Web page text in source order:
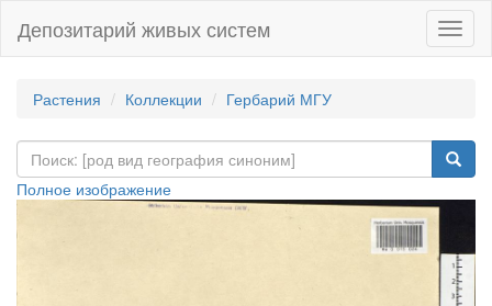
Депозитарий живых систем
Растения Коллекции Гербарий МГУ
Полное изображение